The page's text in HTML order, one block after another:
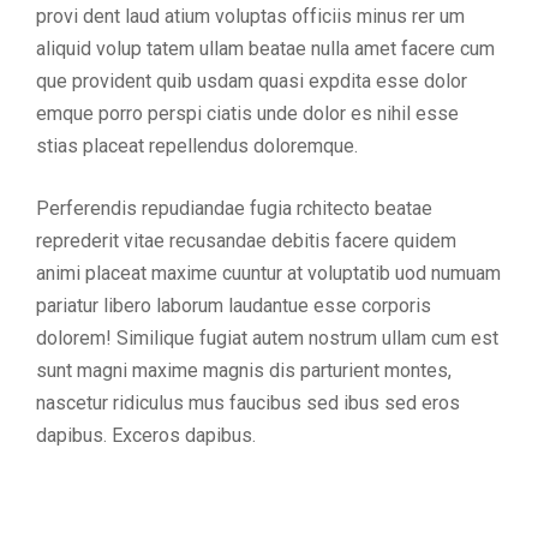
provi dent laud atium voluptas officiis minus rer um
aliquid volup tatem ullam beatae nulla amet facere cum
que provident quib usdam quasi expdita esse dolor
emque porro perspi ciatis unde dolor es nihil esse
stias placeat repellendus doloremque.
Perferendis repudiandae fugia rchitecto beatae
reprederit vitae recusandae debitis facere quidem
animi placeat maxime cuuntur at voluptatib uod numuam
pariatur libero laborum laudantue esse corporis
dolorem! Similique fugiat autem nostrum ullam cum est
sunt magni maxime magnis dis parturient montes,
nascetur ridiculus mus faucibus sed ibus sed eros
dapibus. Exceros dapibus.